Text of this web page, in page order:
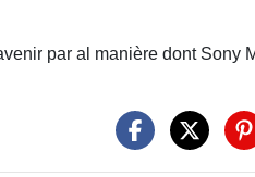
par al manière dont Sony